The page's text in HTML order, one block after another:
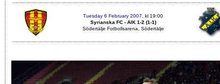
Tuesday 6 February 2007 , kl 19:00
Syrianska FC - AIK 1-2 (1-1)
Södertälje Fotbollsarena, Södertälje